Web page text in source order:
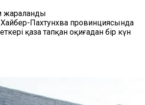
жараланды
Пахтунхва провинциясында
қаза тапқан оқиғадан бір күн